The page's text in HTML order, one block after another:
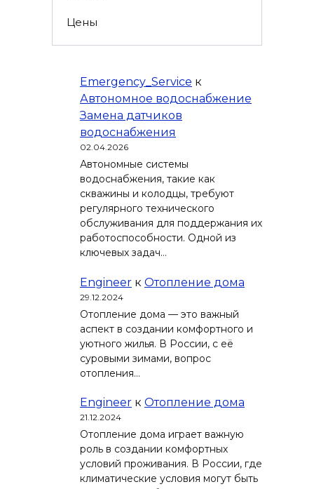
Цены
Emergency_Service к
Автономное водоснабжение
Замена датчиков
водоснабжения
02.04.2026
Автономные системы
водоснабжения, такие как
скважины и колодцы, требуют
регулярного технического
обслуживания для поддержания их
работоспособности. Одной из
ключевых задач…
Engineer к Отопление дома
29.12.2024
Отопление дома — это важный
аспект в создании комфортного и
уютного жилья. В России, с её
суровыми зимами, вопрос
отопления…
Engineer к Отопление дома
21.12.2024
Отопление дома играет важную
роль в создании комфортных
условий проживания. В России, где
климатические условия могут быть